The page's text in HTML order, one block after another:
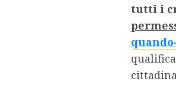
tutti i